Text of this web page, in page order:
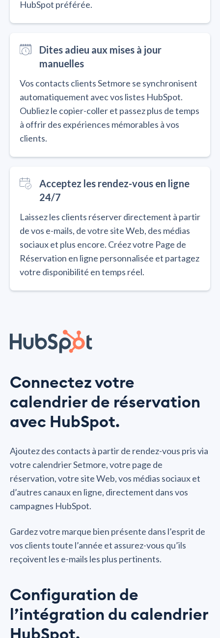
HubSpot préférée.
Dites adieu aux mises à jour
manuelles
Vos contacts clients Setmore se synchronisent
automatiquement avec vos listes HubSpot.
Oubliez le copier-coller et passez plus de temps
à offrir des expériences mémorables à vos
clients.
Acceptez les rendez-vous en ligne
24/7
Laissez les clients réserver directement à partir
de vos e-mails, de votre site Web, des médias
sociaux et plus encore. Créez votre Page de
Réservation en ligne personnalisée et partagez
votre disponibilité en temps réel.
Connectez votre
calendrier de réservation
avec HubSpot.
Ajoutez des contacts à partir de rendez-vous pris via
votre calendrier Setmore, votre page de
réservation, votre site Web, vos médias sociaux et
d’autres canaux en ligne, directement dans vos
campagnes HubSpot.
Gardez votre marque bien présente dans l’esprit de
vos clients toute l’année et assurez-vous qu’ils
reçoivent les e-mails les plus pertinents.
Configuration de
l’intégration du calendrier
HubSpot.